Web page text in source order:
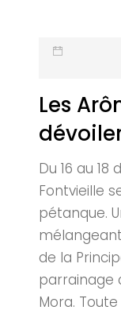
Les
Du 16 au
Fontvieille
pétanque.
de la
parrainage
Mora.